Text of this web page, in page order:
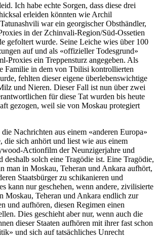
Ich habe echte Sorgen, dass diese drei
erleiden könnten wie Archil
war ein georgischer Obsthändler,
in der Zchinvali-Region/Süd-Ossetien
gefoltert wurde. Seine Leiche wies über 100
auf und als «offizieller Todesgrund»
Proxies ein Treppensturz angegeben. Als
Familie in dem von Tbilisi kontrollierten
fehlten dieser eigene überlebenswichtige
und Nieren. Dieser Fall ist nun über zwei
für diese Tat wurden bis heute
gezogen, weil sie von Moskau protegiert
Nachrichten aus einem «anderen Europa»
die sich anhört und liest wie aus einem
Actionfilm der Neunzigerjahre und
deshalb solch eine Tragödie ist. Eine Tragödie,
man in Moskau, Teheran und Ankara aufhört,
Staatsbürger zu schikanieren und
kann nur geschehen, wenn andere, zivilisierte
Moskau, Teheran und Ankara endlich zur
und aufhören, diesen Regimen einen
Dies geschieht aber nur, wenn auch die
dieser Staaten aufhören mit ihrer fast schon
und sich auf tatsächliches Unrecht